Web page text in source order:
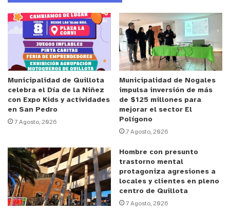
administrativas necesarias para restablecer el
derecho y reparar el daño ambiental generado en
la localidad.
El alcalde de La Ligua, Patricio Pallares Valenzuela,
fue enfático en señalar el compromiso que asume
el Municipio por la defensa de Los Molles.
estamos realizando un hito histórico acá en la
localidad de Los Molles. Hemos firmado un
contrato con la ONG Defensa Ambiental, la cual
nos va a ayudar con la problemática que tenemos
desde hace años: la recuperación de la playa, la
línea de alta marea, el humedal y los edificios que
se han construido en este sector. Estamos con
Municipalidad de Quillota
celebra el Día de la Niñez
con Expo Kids y actividades
en San Pedro
7 Agosto, 2026
Municipalidad de Nogales
impulsa inversión de más
de $125 millones para
mejorar el sector El
Polígono
7 Agosto, 2026
Hombre con presunto
trastorno mental
protagoniza agresiones a
locales y clientes en pleno
centro de Quillota
7 Agosto, 2026